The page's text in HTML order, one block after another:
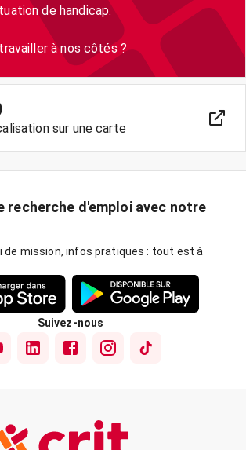
de handicap.
à nos côtés ?
sur une carte
recherche d'emploi avec notre
mission, infos pratiques : tout est à
Suivez-nous